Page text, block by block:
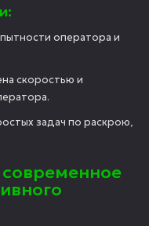
оператора и
скоростью и
задач по раскрою,